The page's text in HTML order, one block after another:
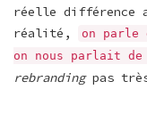
réelle différence
réalité,
on parle
on nous parlait
rebrandingpas